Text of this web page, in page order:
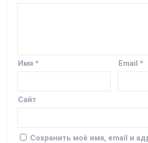
Имя * Email *
Сайт
Сохранить моё имя, email и